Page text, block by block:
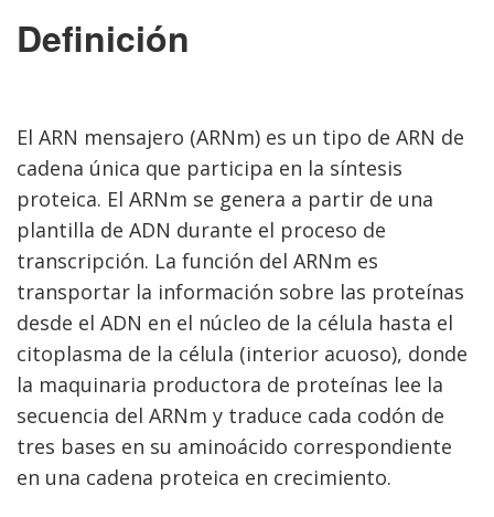
Definición
El ARN mensajero (ARNm) es un tipo de ARN de
cadena única que participa en la síntesis
proteica. El ARNm se genera a partir de una
plantilla de ADN durante el proceso de
transcripción. La función del ARNm es
transportar la información sobre las proteínas
desde el ADN en el núcleo de la célula hasta el
citoplasma de la célula (interior acuoso), donde
la maquinaria productora de proteínas lee la
secuencia del ARNm y traduce cada codón de
tres bases en su aminoácido correspondiente
en una cadena proteica en crecimiento.